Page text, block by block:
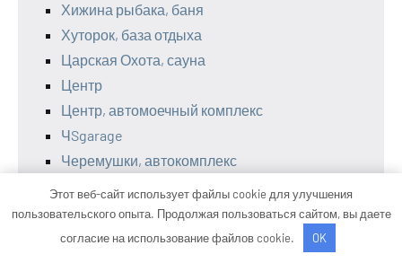
Хижина рыбака, баня
Хуторок, база отдыха
Царская Охота, сауна
Центр
Центр, автомоечный комплекс
ЧSgarage
Черемушки, автокомплекс
Шале Ботаника, семейные бани с душой
Шарабан
Шиномонтаж 24ч
Этот веб-сайт использует файлы cookie для улучшения
пользовательского опыта. Продолжая пользоваться сайтом, вы даете
согласие на использование файлов cookie.
OK